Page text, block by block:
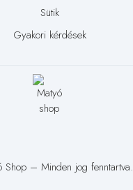
Sütik
Gyakori kérdések
– Minden jog fenntartva.